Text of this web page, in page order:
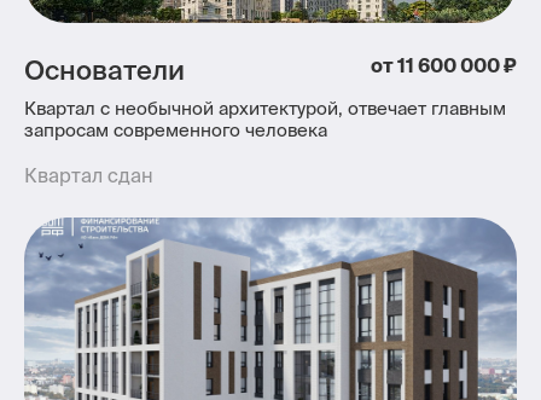
Основатели от 11 600 000 ₽
Квартал с необычной архитектурой, отвечает главным
запросам современного человека
Квартал сдан